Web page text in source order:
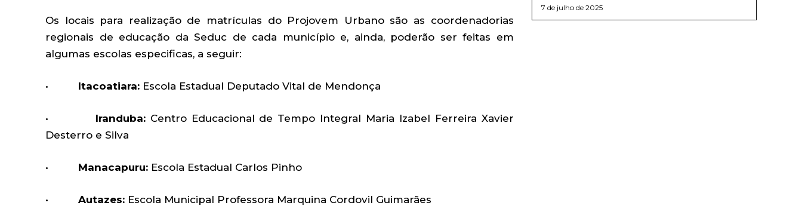
Os locais para realização de matrículas do Projovem Urbano são as coordenadorias
regionais de educação da Seduc de cada município e, ainda, poderão ser feitas em
algumas escolas especificas, a seguir:
• Itacoatiara: Escola Estadual Deputado Vital de Mendonça
• Iranduba:Centro Educacional de Tempo Integral Maria Izabel Ferreira Xavier
Desterro e Silva
• Manacapuru: Escola Estadual Carlos Pinho
• Autazes: Escola Municipal Professora Marquina Cordovil Guimarães
7 de julho de 2025